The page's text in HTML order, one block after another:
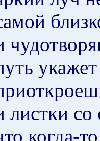
листки
когда-